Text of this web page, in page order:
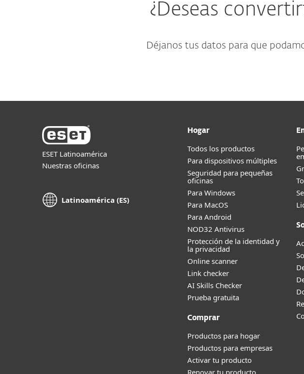
¿Deseas
Déjanos tus datos para que
ESET Latinoamérica
Nuestras oficinas
Latinoamérica (ES)
Hogar
Todos los productos
Para dispositivos múltiples
Seguridad para pequeñas
oficinas
Para Windows
Para MacOS
Para Android
NOD32 Antivirus
Protección de la identidad y
la privacidad
Online scanner
Link checker
AI Skills Checker
Prueba gratuita
Comprar
Productos para hogar
Productos para empresas
Activar tu producto
Renovar tu producto